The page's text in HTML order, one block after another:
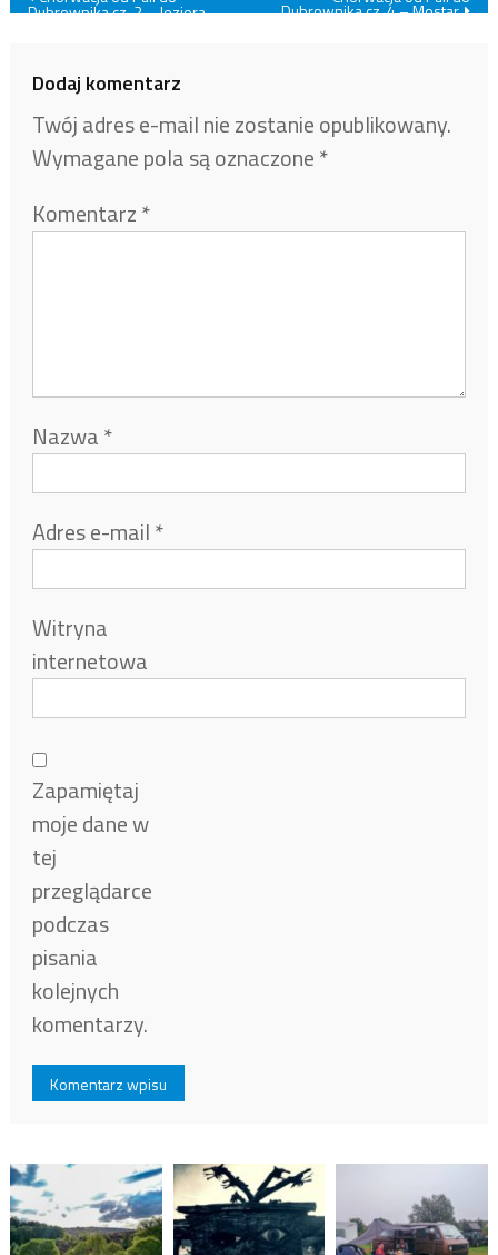
Dubrownika cz. 2 – Jeziora Dubrownika cz. 4 – Mostar
Dodaj komentarz
Twój adres e-mail nie zostanie opublikowany.
Wymagane pola są oznaczone*
Komentarz*
Nazwa*
Adres e-mail*
Witryna
internetowa
Zapamiętaj
moje dane w
tej
przeglądarce
podczas
pisania
kolejnych
komentarzy.